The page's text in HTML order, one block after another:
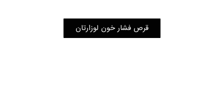
قرص فشار خون لوزارتان